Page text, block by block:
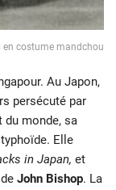
en costume mandchou
Au Japon,
persécuté par
du monde, sa
Elle
in Japan, et
John Bishop. La